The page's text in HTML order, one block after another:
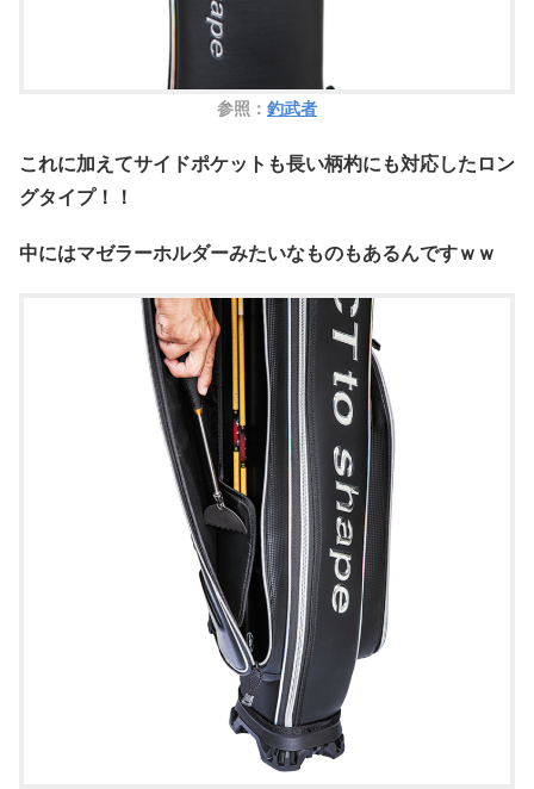
参照： 釣武者
これに加えてサイドポケットも長い柄杓にも対応したロン
グタイプ！！
中にはマゼラーホルダーみたいなものもあるんですｗｗ